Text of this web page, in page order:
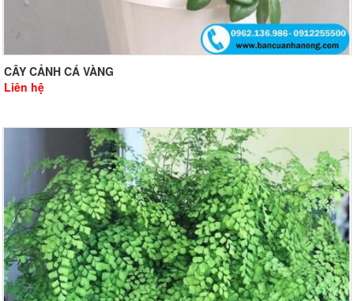
CÂY CẢNH CÁ VÀNG
Liên hệ